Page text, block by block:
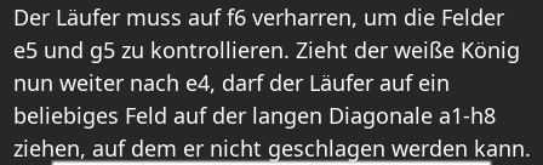
Der Läufer muss auf f6 verharren, um die Felder
e5 und g5 zu kontrollieren. Zieht der weiße König
nun weiter nach e4, darf der Läufer auf ein
beliebiges Feld auf der langen Diagonale a1-h8
ziehen, auf dem er nicht geschlagen werden kann.